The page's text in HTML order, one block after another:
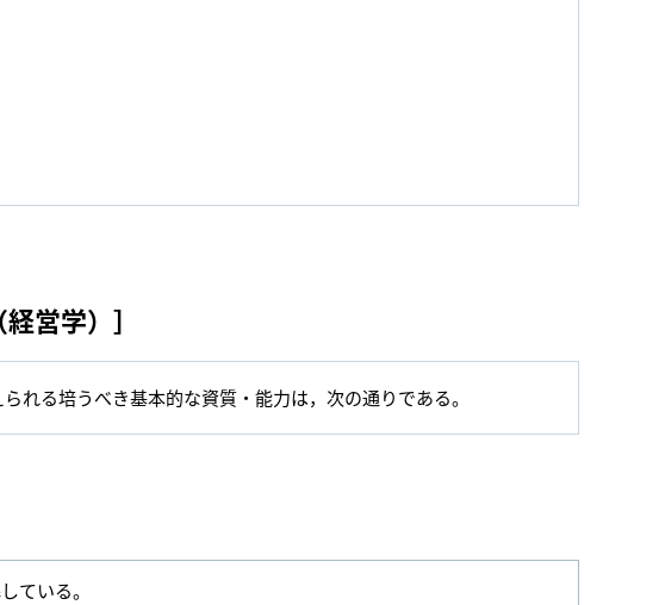
営学）］
れる培うべき基本的な資質・能力は，次の通りである。
ている。